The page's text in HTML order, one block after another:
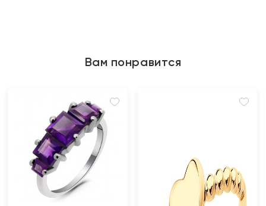
Вам понравится